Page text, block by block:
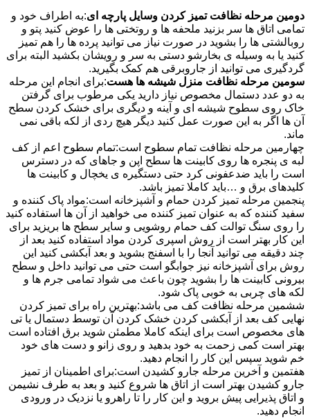
دومین مرحله نظافت تمیز کردن وسایل پارچه ای:به اطراف خود و
تمامی اتاق ها سر بزنید ملحفه ها و روتختی ها را عوض کنید پتو و
روبالشتی ها را بشوید در صورت نیاز می توانید پرده ها را هم تمیز
کنید یا به وسیله ی بخارشو دستی به سر و رویشان بکشید البته برای
گردگیری می توانید از جاروبرقی هم کمک بگیرید.
سومین مرحله نظافت منزل شیشه ها هست:برای انجام این مرحله
به دو عدد دستمال مخصوص نیاز دارید یکی مرطوب برای گرفتن
خاک روی سطوح شیشه ای و آینه و دیگری برای خشک کردن سطح
آن ها اگر به این صورت عمل کنید دیگر هیچ ردی از لکه باقی نمی
ماند.
چهارمین مرحله نظافت تمام سطوح است:تمام سطوح اعم از کف
لبه ی پنجره ها روی کابینت ها سطح اپن و جاهای که در دسترس
است را باید ضدعفونی کرد حتی دستگیره ی یخچال و کابینت ها
کلیدهای برق و …باید کاملا تمیز باشد.
پنجمین مرحله تمیز کردن حمام و آشپزخانه است:مواد پاک کننده و
سفید کننده که به عنوان تمیز کننده می خواهید از آن ها استفاده کنید
را روی سنگ توالت کف حمام روشویی و سایر سطح ها بریزید برای
این کار بهتر است از روش اسپری کردن مواد استفاده کنید بعد از
چند دقیقه می توانید آنجا را با اسفنج بشوید و بعد آبکشی کنید این
روش برای آشپزخانه نیز جوابگو است حتی می توانید داخل و سطح
بیرونی کابینت ها را بشوید چون باعث می شواد تمامی جرم ها و
لکه های چربی به خوبی پاک شود.
ششمین مرحله نظافت کف می باشد:بهترین راه برای تمیز کردن
نهایی کف بعد از آبکشی کردن خشک کردن آن توسط دستمال یا تی
های مخصوص است برای اینکه کاملا مطمئن شوید برق افتاده است
بهتر است کمی زحمت به خود بدهید و روی زانو و دست های خود
خم شوید سپس این کار را انجام دهید.
هفتمین و آخرین مرحله جارو کشیدن است:برای اطمینان از تمیز
جارو کشیدن بهتر است از اتاق ها شروع کنید و بعد به طرف نشیمن
و اتاق پذیرایی پیش بروید و این کار را تا راهرو یا نزدیک در ورودی
انجام دهید.